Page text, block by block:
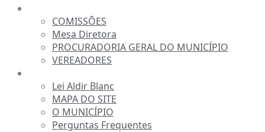
COMISSÕES
Mesa Diretora
PROCURADORIA GERAL DO MUNICÍPIO
VEREADORES
Lei Aldir Blanc
MAPA DO SITE
O MUNICÍPIO
Perguntas Frequentes